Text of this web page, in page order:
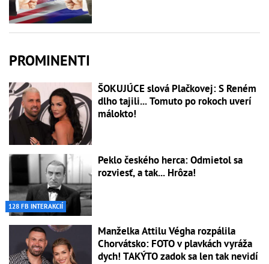
PROMINENTI
ŠOKUJÚCE slová Plačkovej: S Reném
dlho tajili... Tomuto po rokoch uverí
málokto!
128 FB INTERAKCIÍ
Peklo českého herca: Odmietol sa
rozviesť, a tak... Hrôza!
Manželka Attilu Végha rozpálila
Chorvátsko: FOTO v plavkách vyráža
dych! TAKÝTO zadok sa len tak nevidí